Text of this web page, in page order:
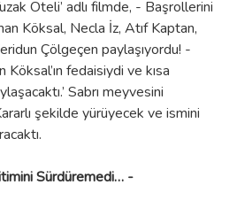
Oteli’ adlı filmde, - Başrollerini
Köksal, Necla İz, Atıf Kaptan,
Çölgeçen paylaşıyordu! -
Köksal’ın fedaisiydi ve kısa
Sabrı meyvesini
şekilde yürüyecek ve ismini
Sürdüremedi… -